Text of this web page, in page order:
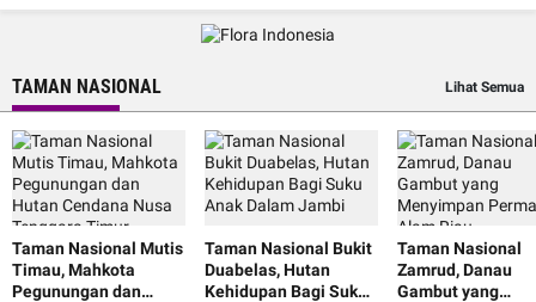
TAMAN NASIONAL Lihat Semua
Taman Nasional Mutis
Timau, Mahkota
Pegunungan dan
Taman Nasional Bukit
Duabelas, Hutan
Kehidupan Bagi Suku
Taman Nasional
Zamrud, Danau
Gambut yang